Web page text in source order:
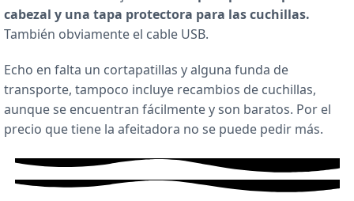
cabezal y una tapa protectora para las cuchillas.
También obviamente el cable USB.
Echo en falta un cortapatillas y alguna funda de
transporte, tampoco incluye recambios de cuchillas,
aunque se encuentran fácilmente y son baratos. Por el
precio que tiene la afeitadora no se puede pedir más.